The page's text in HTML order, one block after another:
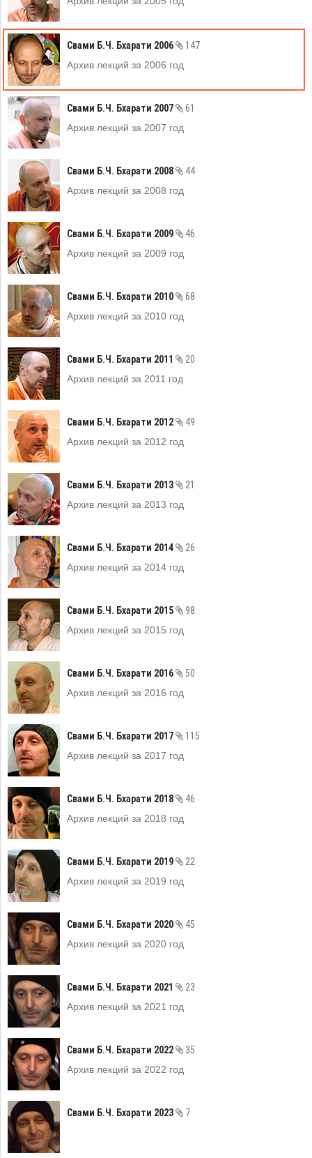
Свами Б.Ч. Бхарати 2006
147
Архив лекций за 2006 год
Свами Б.Ч. Бхарати 2007
61
Архив лекций за 2007 год
Свами Б.Ч. Бхарати 2008
44
Архив лекций за 2008 год
Свами Б.Ч. Бхарати 2009
46
Архив лекций за 2009 год
Свами Б.Ч. Бхарати 2010
68
Архив лекций за 2010 год
Свами Б.Ч. Бхарати 2011
20
Архив лекций за 2011 год
Свами Б.Ч. Бхарати 2012
49
Архив лекций за 2012 год
Свами Б.Ч. Бхарати 2013
21
Архив лекций за 2013 год
Свами Б.Ч. Бхарати 2014
26
Архив лекций за 2014 год
Свами Б.Ч. Бхарати 2015
98
Архив лекций за 2015 год
Свами Б.Ч. Бхарати 2016
50
Архив лекций за 2016 год
Свами Б.Ч. Бхарати 2017
115
Архив лекций за 2017 год
Свами Б.Ч. Бхарати 2018
46
Архив лекций за 2018 год
Свами Б.Ч. Бхарати 2019
22
Архив лекций за 2019 год
Свами Б.Ч. Бхарати 2020
45
Архив лекций за 2020 год
Свами Б.Ч. Бхарати 2021
23
Архив лекций за 2021 год
Свами Б.Ч. Бхарати 2022
35
Архив лекций за 2022 год
Свами Б.Ч. Бхарати 2023 7